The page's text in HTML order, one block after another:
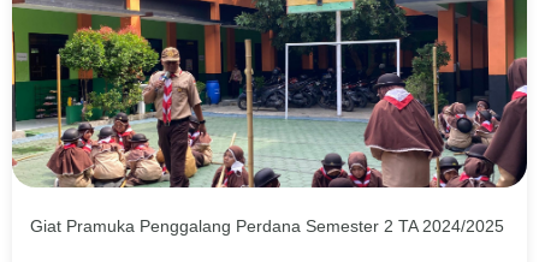
Giat Pramuka Penggalang Perdana Semester 2 TA 2024/2025